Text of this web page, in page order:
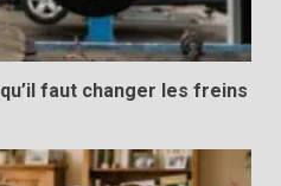
faut changer les freins